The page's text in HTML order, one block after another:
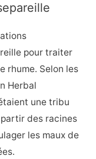
pour traiter
rhume. Selon les
Herbal
une tribu
des racines
les maux de